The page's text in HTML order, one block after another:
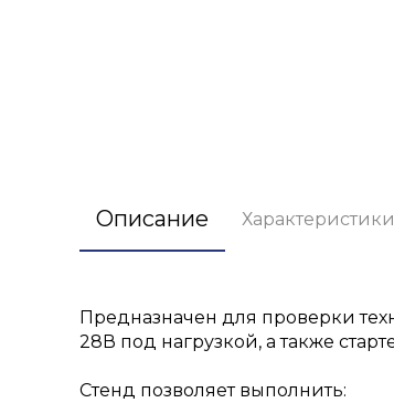
Описание Характеристики
Предназначен для проверки
28В под нагрузкой, а также
Стенд позволяет выполнить: